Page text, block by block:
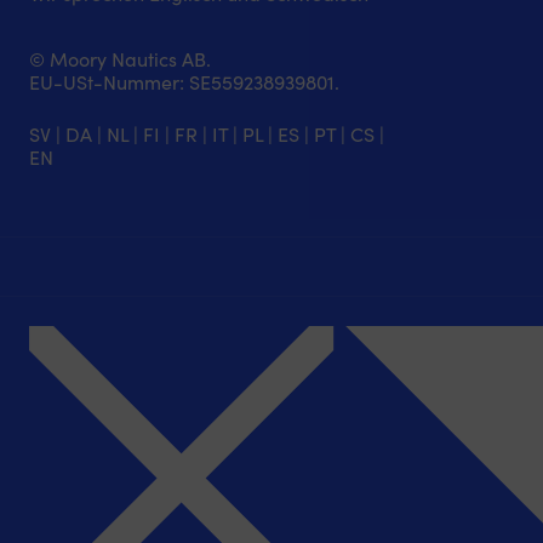
© Moory Nautics AB.
EU-USt-Nummer: SE559238939801.
SV | DA | NL | FI | FR | IT| PL | ES | PT| CS |
EN